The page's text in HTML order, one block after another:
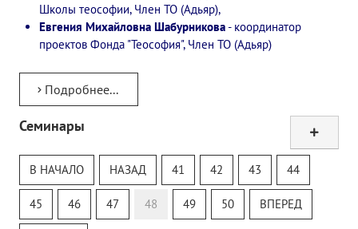
Школы теософии, Член ТО (Адьяр),
Евгения Михайловна Шабурникова- координатор
проектов Фонда "Теософия", Член ТО (Адьяр)
Подробнее...
Семинары
Теософский Квизи
Тайная Доктрина
Онлайн-класс
В НАЧАЛО НАЗАД 41 42 43 44
45 46 47 48 49 50 ВПЕРЕД